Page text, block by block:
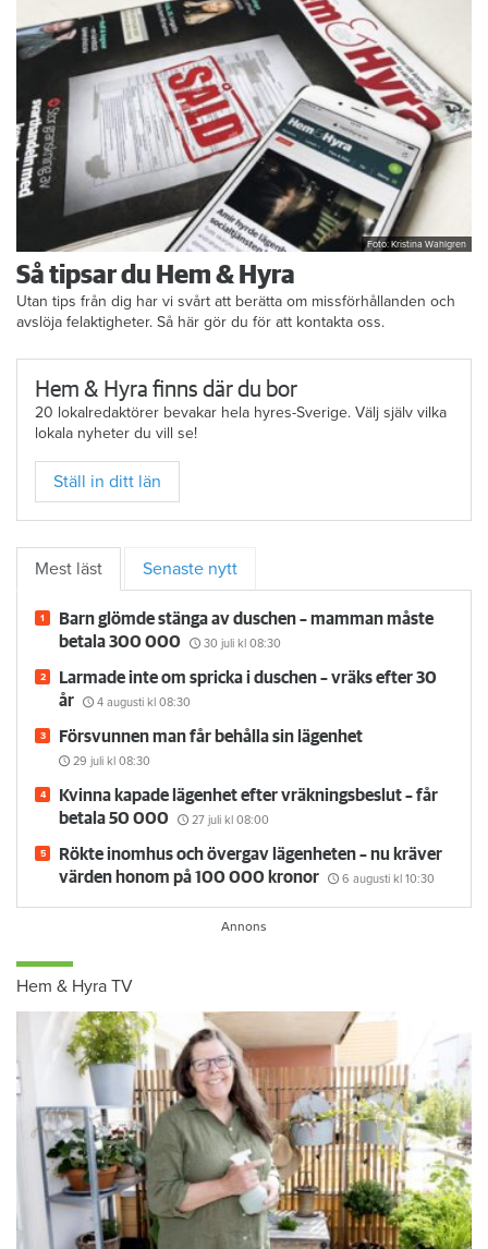
Foto: Kristina Wahlgren
Så tipsar du Hem & Hyra
Utan tips från dig har vi svårt att berätta om missförhållanden och
avslöja felaktigheter. Så här gör du för att kontakta oss.
Hem & Hyra finns där du bor
20 lokalredaktörer bevakar hela hyres-Sverige. Välj själv vilka
lokala nyheter du vill se!
Ställ in ditt län
Mest läst Senaste nytt
Barn glömde stänga av duschen – mamman måste
betala 300 000
30 juli kl 08:30
Larmade inte om spricka i duschen – vräks efter 30
år
4 augusti kl 08:30
Försvunnen man får behålla sin lägenhet
29 juli kl 08:30
Kvinna kapade lägenhet efter vräkningsbeslut – får
betala 50 000
27 juli kl 08:00
Rökte inomhus och övergav lägenheten – nu kräver
värden honom på 100 000 kronor
6 augusti kl 10:30
Hem & Hyra TV